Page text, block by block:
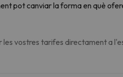
pot canviar la forma en què
vostres tarifes directament a